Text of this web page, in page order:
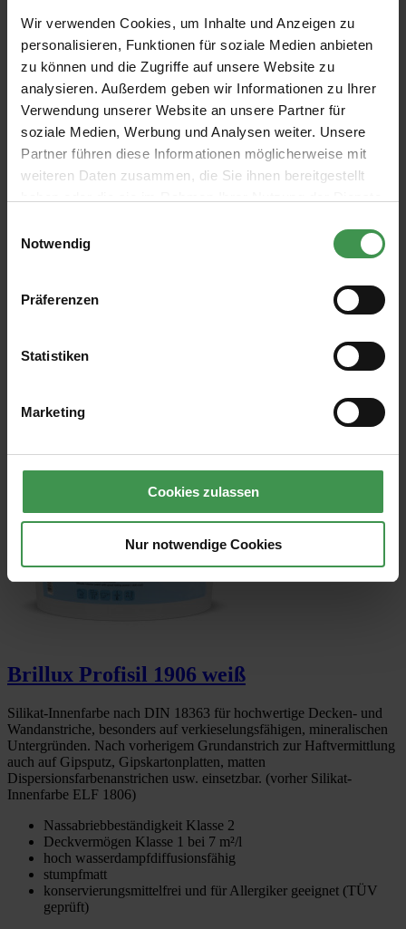
Wir verwenden Cookies, um Inhalte und Anzeigen zu
personalisieren, Funktionen für soziale Medien anbieten
zu können und die Zugriffe auf unsere Website zu
analysieren. Außerdem geben wir Informationen zu Ihrer
Verwendung unserer Website an unsere Partner für
soziale Medien, Werbung und Analysen weiter. Unsere
Partner führen diese Informationen möglicherweise mit
weiteren Daten zusammen, die Sie ihnen bereitgestellt
Notwendig
Präferenzen
Statistiken
Marketing
Cookies zulassen
Nur notwendige Cookies
im Denkmalschutz-Bereich, speziell auf Stuckdecken.
reversibel (durch Abwaschen wieder entfernbar)
gut deckend
hoch wasserdampfdiffusionsfähig
stumpfmatt
wasserverdünnbar
geruchsneutral
94,67 €
Grundpreis: 9,47 € / l
Produktdetails
Brillux Profisil 1906 weiß
Silikat-Innenfarbe nach DIN 18363 für hochwertige Decken- und
Wandanstriche, besonders auf verkieselungsfähigen, mineralischen
Untergründen. Nach vorherigem Grundanstrich zur Haftvermittlung
auch auf Gipsputz, Gipskartonplatten, matten
Dispersionsfarbenanstrichen usw. einsetzbar. (vorher Silikat-
Innenfarbe ELF 1806)
Nassabriebbeständigkeit Klasse 2
Deckvermögen Klasse 1 bei 7 m²/l
hoch wasserdampfdiffusionsfähig
stumpfmatt
konservierungsmittelfrei und für Allergiker geeignet (TÜV
geprüft)